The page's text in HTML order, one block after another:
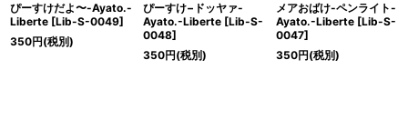
ぴーすけだよ〜-Ayato.-
Liberte [Lib-S-0049]
350円(税別)
ぴーすけ−ドッヤァ-
Ayato.-Liberte [Lib-S-
0048]
350円(税別)
メアおばけ-ペンライト-
Ayato.-Liberte [Lib-S-
0047]
350円(税別)